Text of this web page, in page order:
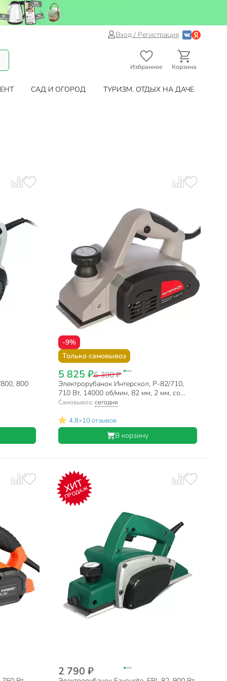
Вход / Регистрация
Избранное Корзина
САД И ОГОРОД ТУРИЗМ. ОТДЫХ НА ДАЧЕ
800
-9%
Только самовывоз
5 825 ₽6 390 ₽
Электрорубанок Интерскол, Р-82/710,
710 Вт, 14000 об/мин, 82 мм, 2 мм, со
станиной
Самовывоз:сегодня
4.8•10 отзывов
В корзину
ХИТ
ПРОДАЖ
2 790 ₽